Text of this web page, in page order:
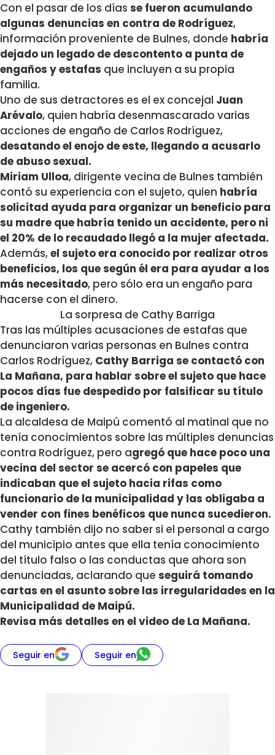
Con el pasar de los días se fueron acumulando
algunas denuncias en contra de Rodríguez,
información proveniente de Bulnes, donde habría
dejado un legado de descontento a punta de
engaños y estafas que incluyen a su propia
familia.
Uno de sus detractores es el ex concejal Juan
Arévalo, quien habría desenmascarado varias
acciones de engaño de Carlos Rodríguez,
desatando el enojo de este, llegando a acusarlo
de abuso sexual.
Miriam Ulloa, dirigente vecina de Bulnes también
contó su experiencia con el sujeto, quien habría
solicitad ayuda para organizar un beneficio para
su madre que habría tenido un accidente, pero ni
el 20% de lo recaudado llegó a la mujer afectada.
Además,el sujeto era conocido por realizar otros
beneficios, los que según él era para ayudar a los
más necesitado, pero sólo era un engaño para
hacerse con el dinero.
La sorpresa de Cathy Barriga
Tras las múltiples acusaciones de estafas que
denunciaron varias personas en Bulnes contra
Carlos Rodríguez, Cathy Barriga se contactó con
La Mañana, para hablar sobre el sujeto que hace
pocos días fue despedido por falsificar su título
de ingeniero.
La alcaldesa de Maipú comentó al matinal que no
tenía conocimientos sobre las múltiples denuncias
contra Rodríguez, pero agregó que hace poco una
vecina del sector se acercó con papeles que
indicaban que el sujeto hacia rifas como
funcionario de la municipalidad y las obligaba a
vender con fines benéficos que nunca sucedieron.
Cathy también dijo no saber si el personal a cargo
del municipio antes que ella tenía conocimiento
del título falso o las conductas que ahora son
denunciadas, aclarando que seguirá tomando
cartas en el asunto sobre las irregularidades en la
Municipalidad de Maipú.
Revisa más detalles en el video de La Mañana.
Seguir en Seguir en